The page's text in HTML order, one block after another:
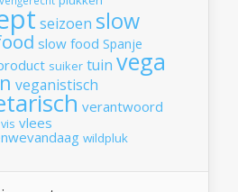
seizoen slow
slow food Spanje
suiker tuin vega
veganistisch
verantwoord
vis vlees
wildpluk